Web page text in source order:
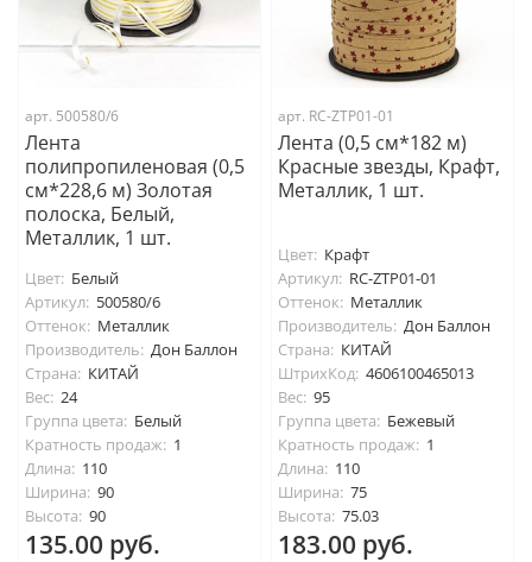
арт. 500580/6
Лента
полипропиленовая (0,5
см*228,6 м) Золотая
полоска, Белый,
Металлик, 1 шт.
Цвет: Белый
Артикул: 500580/6
Оттенок: Металлик
Производитель: Дон Баллон
Страна: КИТАЙ
Вес: 24
Группа цвета: Белый
Кратность продаж: 1
Длина: 110
Ширина: 90
Высота: 90
135.00 руб.
арт. RC-ZTP01-01
Лента (0,5 см*182 м)
Красные звезды, Крафт,
Металлик, 1 шт.
Цвет: Крафт
Артикул: RC-ZTP01-01
Оттенок: Металлик
Производитель: Дон Баллон
Страна: КИТАЙ
ШтрихКод: 4606100465013
Вес: 95
Группа цвета: Бежевый
Кратность продаж: 1
Длина: 110
Ширина: 75
Высота: 75.03
183.00 руб.